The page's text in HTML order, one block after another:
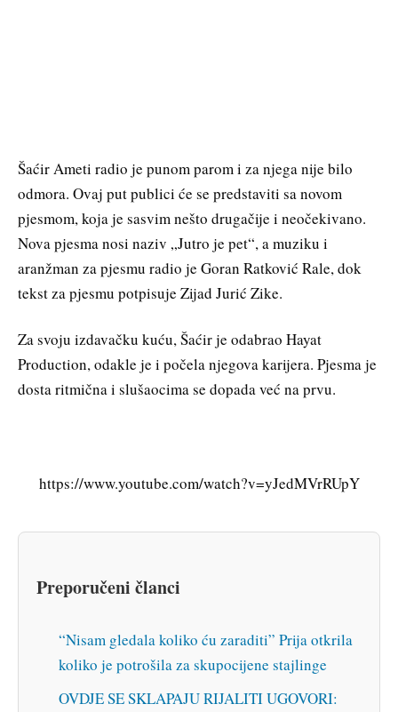
Šaćir Ameti radio je punom parom i za njega nije bilo
odmora. Ovaj put publici će se predstaviti sa novom
pjesmom, koja je sasvim nešto drugačije i neočekivano.
Nova pjesma nosi naziv „Jutro je pet“, a muziku i
aranžman za pjesmu radio je Goran Ratković Rale, dok
tekst za pjesmu potpisuje Zijad Jurić Zike.
Za svoju izdavačku kuću, Šaćir je odabrao Hayat
Production, odakle je i počela njegova karijera. Pjesma je
dosta ritmična i slušaocima se dopada već na prvu.
https://www.youtube.com/watch?v=yJedMVrRUpY
Preporučeni članci
“Nisam gledala koliko ću zaraditi” Prija otkrila
koliko je potrošila za skupocijene stajlinge
OVDJE SE SKLAPAJU RIJALITI UGOVORI: